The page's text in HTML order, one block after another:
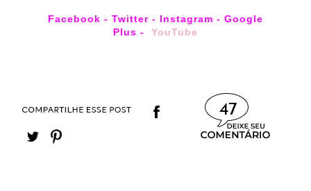
Facebook - Twitter - Instagram - Google
Plus - YouTube
47